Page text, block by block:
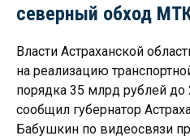
северный обход
Власти Астраханской
на реализацию
порядка 35 млрд рублей до
сообщил губернатор
Бабушкин по видеосвязи